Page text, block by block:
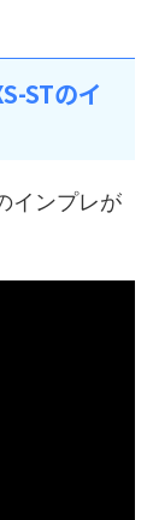
STのイ
インプレが